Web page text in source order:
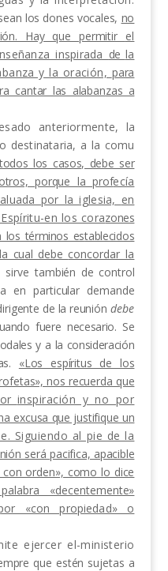
los dones vocales, no
Hay que permitir el
inspirada de la
y la oración, para
cantar las alaban­zas a
anteriormente, la
destinataria, a la comu­
los casos, debe ser
porque la profecía
por la iglesia, en
en los cora­zones
los términos es­tablecidos
cual debe concordar la
sirve tam­bién de control
en parti­cular demande
te de la reunión debe
do fuere necesario. Se
y a la consideración
«Los espíritus de los
nos recuerda que
inspiración y no por
excusa que justifique un
Siguiendo al pie de la
será pacifica, apacible
orden», como lo dice
«decentemente»
«con propiedad» o
ejercer el-ministerio
que estén sujetas a